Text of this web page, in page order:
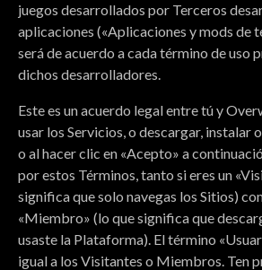
juegos desarrollados por Terceros
aplicaciones («Aplicaciones y mods de
será de acuerdo a cada término de uso
dichos desarrolladores.
Este es un acuerdo legal entre tú y
usar los Servicios, o descargar, instalar
o al hacer clic en «Acepto» a
por estos Términos, tanto si eres un
significa que solo navegas los Sitios)
«Miembro» (lo que significa que
usaste la Plataforma). El término
igual a los Visitantes o Miembros. Ten